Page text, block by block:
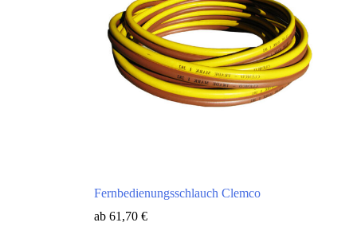
Fernbedienungsschlauch Clemco
ab 61,70 €